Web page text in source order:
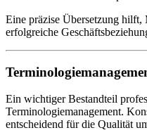
Eine präzise Übersetzung hilft,
erfolgreiche
Ein wichtiger Bestandteil
Terminologiemanagement.
entscheidend für die Qualität